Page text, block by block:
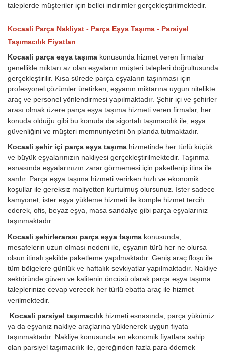
taleplerde müşteriler için bellei indirimler gerçekleştirilmektedir.
Kocaali Parça Nakliyat - Parça Eşya Taşıma - Parsiyel
Taşımacılık Fiyatları
Kocaali parça eşya taşıma konusunda hizmet veren firmalar
genellikle miktarı az olan eşyaların müşteri talepleri doğrultusunda
gerçekleştirilir. Kısa sürede parça eşyaların taşınması için
profesyonel çözümler üretirken, eşyanın miktarına uygun nitelikte
araç ve personel yönlendirmesi yapılmaktadır. Şehir içi ve şehirler
arası olmak üzere parça eşya taşıma hizmeti veren firmalar, her
konuda olduğu gibi bu konuda da sigortalı taşımacılık ile, eşya
güvenliğini ve müşteri memnuniyetini ön planda tutmaktadır.
Kocaali şehir içi parça eşya taşıma hizmetinde her türlü küçük
ve büyük eşyalarınızın nakliyesi gerçekleştirilmektedir. Taşınma
esnasında eşyalarınızın zarar görmemesi için paketlenip itina ile
sarılır. Parça eşya taşıma hizmeti verirken hızlı ve ekonomik
koşullar ile gereksiz maliyetten kurtulmuş olursunuz. İster sadece
kamyonet, ister eşya yükleme hizmeti ile komple hizmet tercih
ederek, ofis, beyaz eşya, masa sandalye gibi parça eşyalarınız
taşınmaktadır.
Kocaali şehirlerarası parça eşya taşıma konusunda,
mesafelerin uzun olması nedeni ile, eşyanın türü her ne olursa
olsun itinalı şekilde paketleme yapılmaktadır. Geniş araç floşu ile
tüm bölgelere günlük ve haftalık sevkiyatlar yapılmaktadır. Nakliye
sektöründe güven ve kalitenin öncüsü olarak parça eşya taşıma
taleplerinize cevap verecek her türlü ebatta araç ile hizmet
verilmektedir.
Kocaali parsiyel taşımacılık hizmeti esnasında, parça yükünüz
ya da eşyanız nakliye araçlarına yüklenerek uygun fiyata
taşınmaktadır. Nakliye konusunda en ekonomik fiyatlara sahip
olan parsiyel taşımacılık ile, gereğinden fazla para ödemek